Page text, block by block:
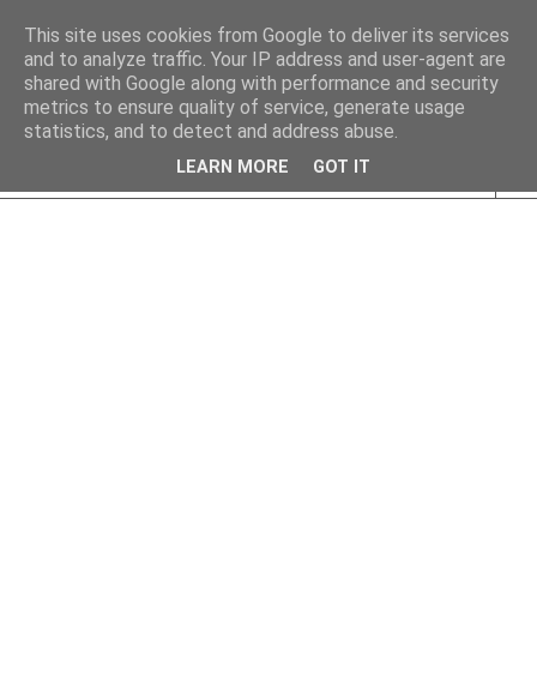
This site uses cookies from Google to deliver its services
and to analyze traffic. Your IP address and user-agent are
shared with Google along with performance and security
metrics to ensure quality of service, generate usage
statistics, and to detect and address abuse.
LEARN MORE GOT IT